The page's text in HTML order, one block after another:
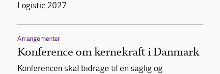
Logistic 2027.
Arrangementer
Konference om kernekraft i Danmark
Konferencen skal bidrage til en saglig og